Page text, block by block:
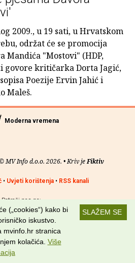
2009., u 19 sati, u Hrvatskom
održat će se promocija
Mandića "Mostovi" (HDP,
govore kritičarka Dorta Jagić,
Poezije Ervin Jahić i
Maleš.
Moderna vremena
MV Info d.o.o. 2026. • Kriv jeFiktiv
• Uvjeti korištenja• RSS kanali
Potraži nas na:
SLAŽEM SE
(„cookies“) kako bi
iskustvo.
mvinfo.hr stranica
kolačića. Više